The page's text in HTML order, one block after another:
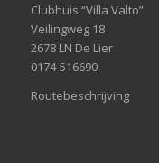
Clubhuis “Villa Valto”
Veilingweg 18
2678 LN De Lier
0174-516690
Routebeschrijving